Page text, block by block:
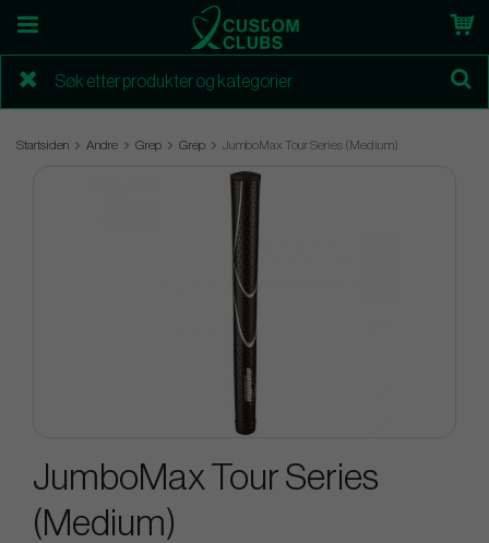
Startsiden Andre Grep Grep JumboMax Tour Series (Medium)
JumboMax Tour Series
(Medium)